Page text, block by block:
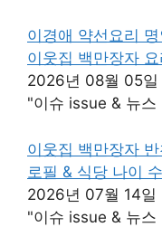
이경애 약선요리
이웃집 백만장자
2026년 08월 05일
"이슈 issue & 뉴스
이웃집 백만장자
로필 & 식당 나이
2026년 07월 14일
"이슈 issue & 뉴스